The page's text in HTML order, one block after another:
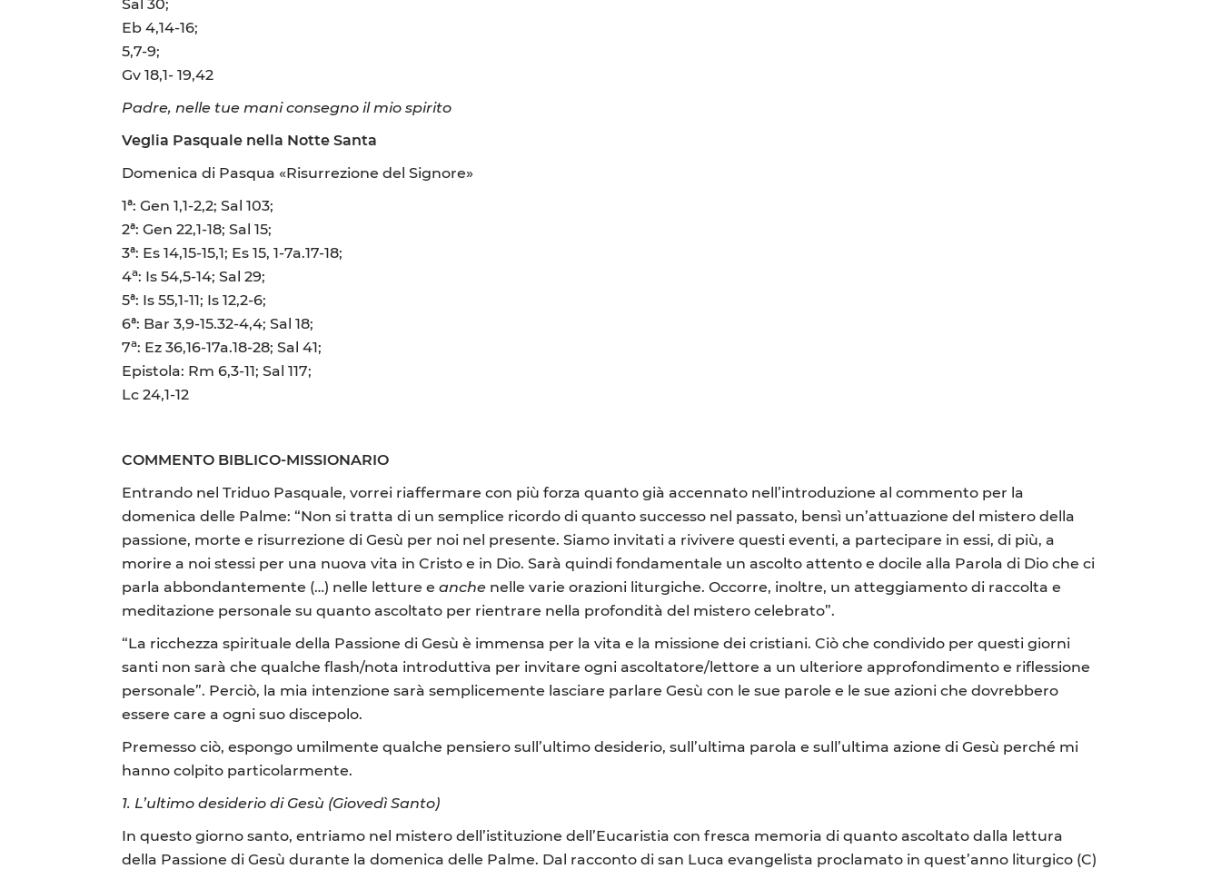
Eb 4,14-16;
5,7-9;
Gv 18,1- 19,42
Padre, nelle tue mani consegno il mio spirito
Veglia Pasquale nella Notte Santa
Domenica di Pasqua «Risurrezione del Signore»
1ª: Gen 1,1-2,2; Sal 103;
2ª: Gen 22,1-18; Sal 15;
3ª: Es 14,15-15,1; Es 15, 1-7a.17-18;
4a: Is 54,5-14; Sal 29;
5ª: Is 55,1-11; Is 12,2-6;
6ª: Bar 3,9-15.32-4,4; Sal 18;
7a: Ez 36,16-17a.18-28; Sal 41;
Epistola: Rm 6,3-11; Sal 117;
Lc 24,1-12
COMMENTO BIBLICO-MISSIONARIO
Entrando nel Triduo Pasquale, vorrei riaffermare con più forza quanto già accennato nell’introduzione al commento per la
domenica delle Palme: “Non si tratta di un semplice ricordo di quanto successo nel passato, bensì un’attuazione del mistero della
passione, morte e risurrezione di Gesù per noi nel presente. Siamo invitati a rivivere questi eventi, a partecipare in essi, di più, a
morire a noi stessi per una nuova vita in Cristo e in Dio. Sarà quindi fondamentale un ascolto attento e docile alla Parola di Dio che ci
parla abbondantemente (…) nelle letture eanche nelle varie orazioni liturgiche. Occorre, inoltre, un atteggiamento di raccolta e
meditazione personale su quanto ascoltato per rientrare nella profondità del mistero celebrato”.
“La ricchezza spirituale della Passione di Gesù è immensa per la vita e la missione dei cristiani. Ciò che condivido per questi giorni
santi non sarà che qualche flash/nota introduttiva per invitare ogni ascoltatore/lettore a un ulteriore approfondimento e riflessione
personale”. Perciò, la mia intenzione sarà semplicemente lasciare parlare Gesù con le sue parole e le sue azioni che dovrebbero
essere care a ogni suo discepolo.
Premesso ciò, espongo umilmente qualche pensiero sull’ultimo desiderio, sull’ultima parola e sull’ultima azione di Gesù perché mi
hanno colpito particolarmente.
1. L’ultimo desiderio di Gesù (Giovedì Santo)
In questo giorno santo, entriamo nel mistero dell’istituzione dell’Eucaristia con fresca memoria di quanto ascoltato dalla lettura
della Passione di Gesù durante la domenica delle Palme. Dal racconto di san Luca evangelista proclamato in quest’anno liturgico (C)